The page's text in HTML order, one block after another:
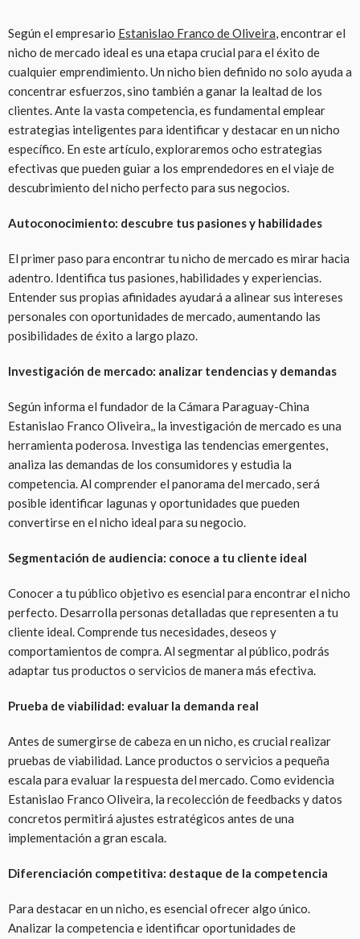
Según el empresario Estanislao Franco de Oliveira, encontrar el
nicho de mercado ideal es una etapa crucial para el éxito de
cualquier emprendimiento. Un nicho bien definido no solo ayuda a
concentrar esfuerzos, sino también a ganar la lealtad de los
clientes. Ante la vasta competencia, es fundamental emplear
estrategias inteligentes para identificar y destacar en un nicho
específico. En este artículo, exploraremos ocho estrategias
efectivas que pueden guiar a los emprendedores en el viaje de
descubrimiento del nicho perfecto para sus negocios.
Autoconocimiento: descubre tus pasiones y habilidades
El primer paso para encontrar tu nicho de mercado es mirar hacia
adentro. Identifica tus pasiones, habilidades y experiencias.
Entender sus propias afinidades ayudará a alinear sus intereses
personales con oportunidades de mercado, aumentando las
posibilidades de éxito a largo plazo.
Investigación de mercado: analizar tendencias y demandas
Según informa el fundador de la Cámara Paraguay-China
Estanislao Franco Oliveira,, la investigación de mercado es una
herramienta poderosa. Investiga las tendencias emergentes,
analiza las demandas de los consumidores y estudia la
competencia. Al comprender el panorama del mercado, será
posible identificar lagunas y oportunidades que pueden
convertirse en el nicho ideal para su negocio.
Segmentación de audiencia: conoce a tu cliente ideal
Conocer a tu público objetivo es esencial para encontrar el nicho
perfecto. Desarrolla personas detalladas que representen a tu
cliente ideal. Comprende tus necesidades, deseos y
comportamientos de compra. Al segmentar al público, podrás
adaptar tus productos o servicios de manera más efectiva.
Prueba de viabilidad: evaluar la demanda real
Antes de sumergirse de cabeza en un nicho, es crucial realizar
pruebas de viabilidad. Lance productos o servicios a pequeña
escala para evaluar la respuesta del mercado. Como evidencia
Estanislao Franco Oliveira, la recolección de feedbacks y datos
concretos permitirá ajustes estratégicos antes de una
implementación a gran escala.
Diferenciación competitiva: destaque de la competencia
Para destacar en un nicho, es esencial ofrecer algo único.
Analizar la competencia e identificar oportunidades de